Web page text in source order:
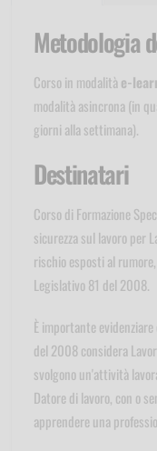
Metodologia
Corso in modalità e-
modalità asincrona (in
giorni alla settimana).
Destinatari
Corso di Formazione
sicurezza sul lavoro per
rischio esposti al
Legislativo 81 del 2008.
È importante
del 2008 considera
svolgono un'attività
Datore di lavoro, con o
apprendere una